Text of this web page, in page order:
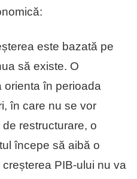
este bazată pe
să existe. O
orienta în perioada
în care nu se vor
restructurare, o
începe să aibă o
PIB-ului nu va